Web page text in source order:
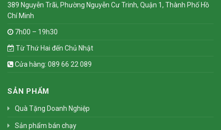
389 Nguyễn Trãi, Phường Nguyễn Cư Trinh, Quận 1, Thành Phố Hồ
Chí Minh
7h00 – 19h30
Từ Thứ Hai đến Chủ Nhật
Cửa hàng: 089 66 22 089
SẢN PHẨM
Quà Tặng Doanh Nghiệp
Sản phẩm bán chạy